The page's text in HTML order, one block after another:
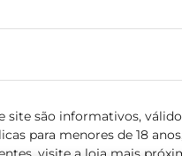
são informativos,
para menores de 18